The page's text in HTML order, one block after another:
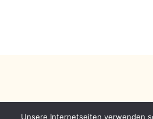
Unsere Internetseiten verwenden